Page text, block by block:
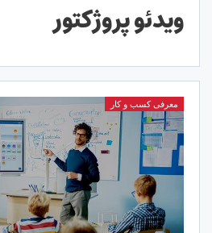
ویدئو پروژکتور
معرفی کسب و کار